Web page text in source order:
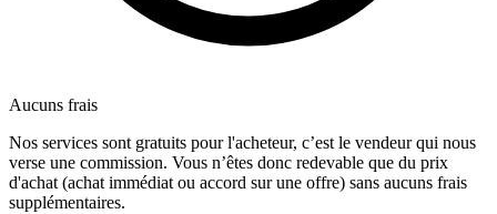
Aucuns frais
Nos services sont gratuits pour l'acheteur, c’est le vendeur qui nous
verse une commission. Vous n’êtes donc redevable que du prix
d'achat (achat immédiat ou accord sur une offre) sans aucuns frais
supplémentaires.